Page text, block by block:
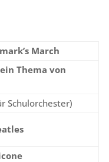
March
Thema von
Schulorchester)